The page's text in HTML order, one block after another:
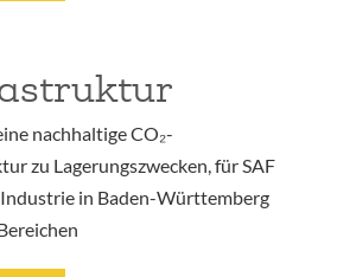
nachhaltige CO₂-
zu Lagerungszwecken, für SAF
in Baden-Württemberg